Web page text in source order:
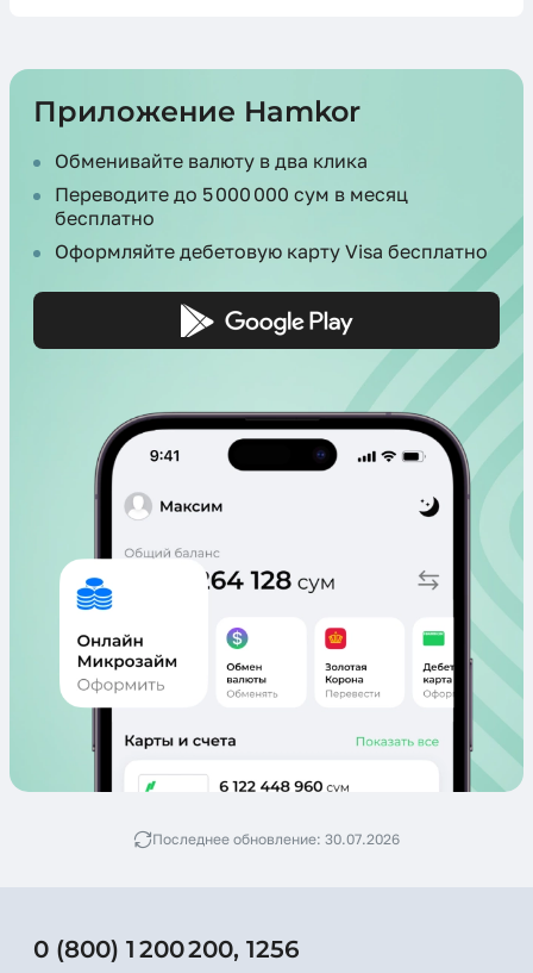
Приложение Hamkor
Обменивайте валюту в два клика
Переводите до 5 000 000 сум в месяц
бесплатно
Оформляйте дебетовую карту Visa бесплатно
Последнее обновление: 30.07.2026
0 (800) 1 200 200, 1256